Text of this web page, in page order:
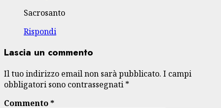
Sacrosanto
Rispondi
Lascia un commento
Il tuo indirizzo email non sarà pubblicato. I campi
obbligatori sono contrassegnati *
Commento*